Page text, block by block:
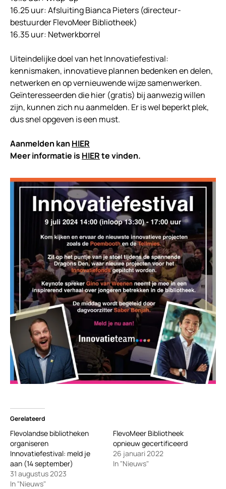
16.25 uur: Afsluiting Bianca Pieters (directeur-
bestuurder FlevoMeer Bibliotheek)
16.35 uur: Netwerkborrel
Uiteindelijke doel van het Innovatiefestival:
kennismaken, innovatieve plannen bedenken en delen,
netwerken en op vernieuwende wijze samenwerken.
Geïnteresseerden die hier (gratis) bij aanwezig willen
zijn, kunnen zich nu aanmelden. Er is wel beperkt plek,
dus snel opgeven is een must.
Aanmelden kan HIER
Meer informatie is HIERte vinden.
Gerelateerd
Flevolandse bibliotheken
organiseren
Innovatiefestival: meld je
aan (14 september)
31 augustus 2023
In "Nieuws"
FlevoMeer Bibliotheek
opnieuw gecertificeerd
26 januari 2022
In "Nieuws"